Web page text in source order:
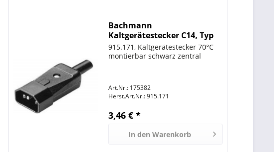
Bachmann
Kaltgerätestecker C14, Typ
749 70°C 10A
915.171, Kaltgerätestecker 70°C
montierbar schwarz zentral
Art.Nr.: 175382
Herst.Art.Nr.:915.171
3,46 € *
In den Warenkorb